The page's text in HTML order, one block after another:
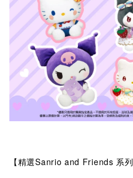
【精選Sanrio and Friends 系列